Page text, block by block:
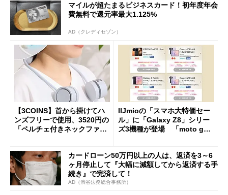
マイルが超たまるビジネスカード！初年度年会
費無料で還元率最大1.125%
AD（クレディセゾン）
【3COINS】首から掛けてハ
ンズフリーで使用、3520円の
「ペルチェ付きネックファ
IIJmioの「スマホ大特価セー
ル」に「Galaxy Z8」シリー
ズ3機種が登場 「moto g37
カードローン50万円以上の人は、返済を3～6
ヶ月停止して『大幅に減額してから返済する手
続き』で完済して！
AD（渋谷法務総合事務所）